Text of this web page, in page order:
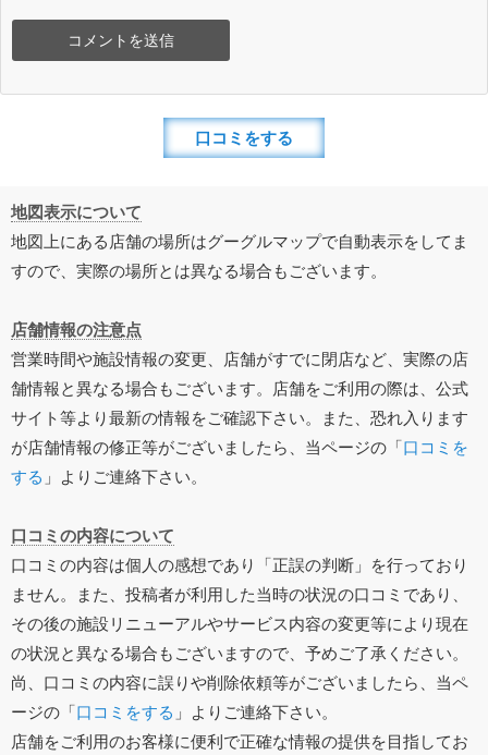
口コミをする
地図表示について
地図上にある店舗の場所はグーグルマップで自動表示をしてま
すので、実際の場所とは異なる場合もございます。
店舗情報の注意点
営業時間や施設情報の変更、店舗がすでに閉店など、実際の店
舗情報と異なる場合もございます。店舗をご利用の際は、公式
サイト等より最新の情報をご確認下さい。また、恐れ入ります
が店舗情報の修正等がございましたら、当ページの「口コミを
する 」よりご連絡下さい。
口コミの内容について
口コミの内容は個人の感想であり「正誤の判断」を行っており
ません。また、投稿者が利用した当時の状況の口コミであり、
その後の施設リニューアルやサービス内容の変更等により現在
の状況と異なる場合もございますので、予めご了承ください。
尚、口コミの内容に誤りや削除依頼等がございましたら、当ペ
ージの「口コミをする 」よりご連絡下さい。
店舗をご利用のお客様に便利で正確な情報の提供を目指してお